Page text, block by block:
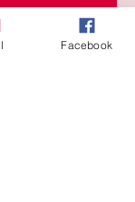
ていません
を見る
Facebook